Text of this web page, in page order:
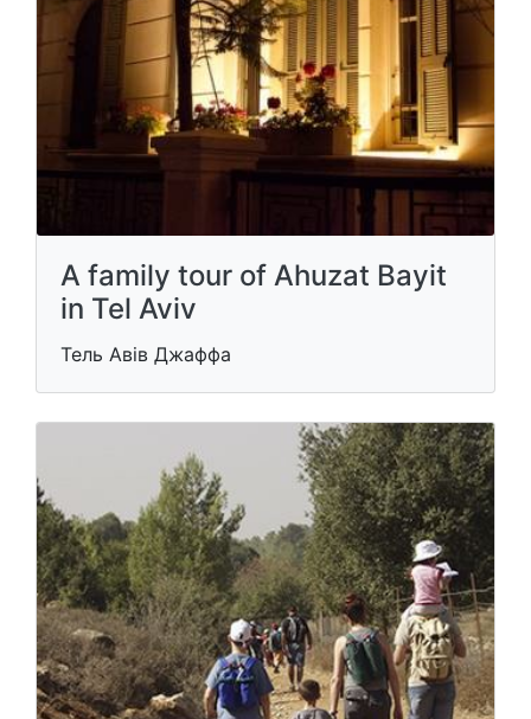
A family tour of Ahuzat Bayit
in Tel Aviv
Тель Авів Джаффа